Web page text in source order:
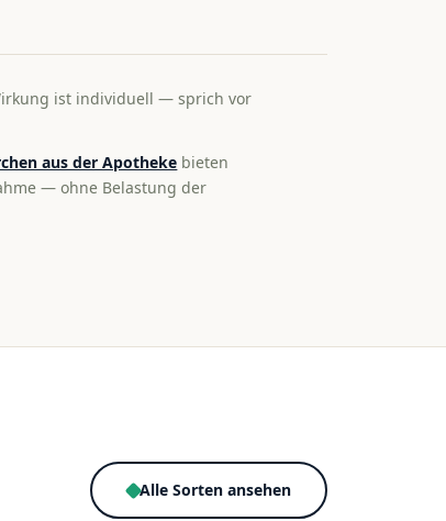
ist individuell — sprich vor
aus der Apotheke bieten
— ohne Belastung der
Alle Sorten ansehen